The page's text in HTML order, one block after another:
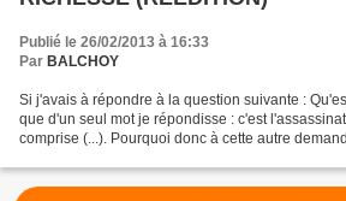
Publié le 26/02/2013 à 16:33
Par BALCHOY
Si j'avais à répondre à la question suivante :
que d'un seul mot je répondisse : c'est
comprise (...). Pourquoi donc à cette autre